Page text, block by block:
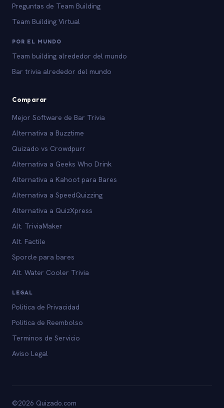
Preguntas de Team Building
Team Building Virtual
POR EL MUNDO
Team building alrededor del mundo
Bar trivia alrededor del mundo
Comparar
Mejor Software de Bar Trivia
Alternativa a Buzztime
Quizado vs Crowdpurr
Alternativa a Geeks Who Drink
Alternativa a Kahoot para Bares
Alternativa a SpeedQuizzing
Alternativa a QuizXpress
Alt. TriviaMaker
Alt. Factile
Sporcle para bares
Alt. Water Cooler Trivia
LEGAL
Politica de Privacidad
Politica de Reembolso
Terminos de Servicio
Aviso Legal
©2026 Quizado.com